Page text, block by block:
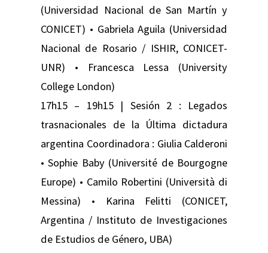
(Universidad Nacional de San Martín y
CONICET) • Gabriela Aguila (Universidad
Nacional de Rosario / ISHIR, CONICET-
UNR) • Francesca Lessa (University
College London)
17h15 – 19h15 | Sesión 2 : Legados
trasnacionales de la Última dictadura
argentina Coordinadora : Giulia Calderoni
• Sophie Baby (Université de Bourgogne
Europe) • Camilo Robertini (Università di
Messina) • Karina Felitti (CONICET,
Argentina / Instituto de Investigaciones
de Estudios de Género, UBA)